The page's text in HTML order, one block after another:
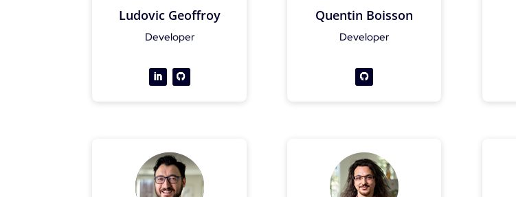
Ludovic Geoffroy
Developer
Quentin Boisson
Developer